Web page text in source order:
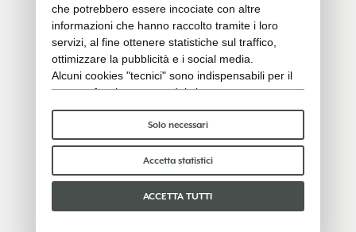
che potrebbero essere incociate con altre
informazioni che hanno raccolto tramite i loro
servizi, al fine ottenere statistiche sul traffico,
ottimizzare la pubblicità e i social media.
Alcuni cookies "tecnici" sono indispensabili per il
corretto funzionamento del sito e non trattano o
condividono con terzi alcun dato personale. Per
saperne di più puoi consultare la nostra
policy.
Per favore, scegli quali cookie accettare:
Solo necessari
Accetta statistici
ACCETTA TUTTI